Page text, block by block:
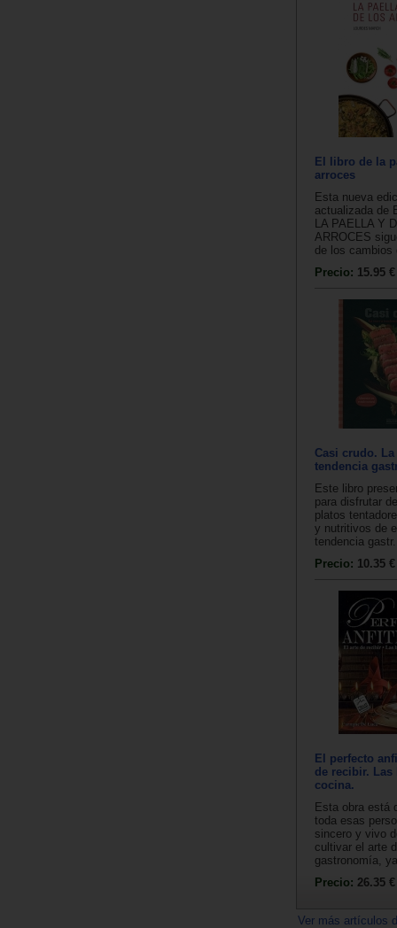
El libro de la
arroces
Esta nueva
actualizada de
LA PAELLA Y
ARROCES
de los cambios
Precio: 15.95 €
Casi crudo. La
tendencia
Este libro
para disfrutar
platos
y nutritivos de
tendencia
Precio: 10.35 €
El perfecto
de recibir. Las
cocina.
Esta obra está
toda esas
sincero y vivo
cultivar el arte
gastronomía,
Precio: 26.35 €
Ver más artículos